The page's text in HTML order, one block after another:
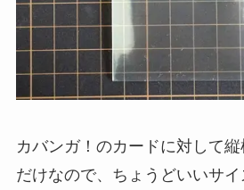
カバンガ！のカードに対して
だけなので、ちょうどいいサイ